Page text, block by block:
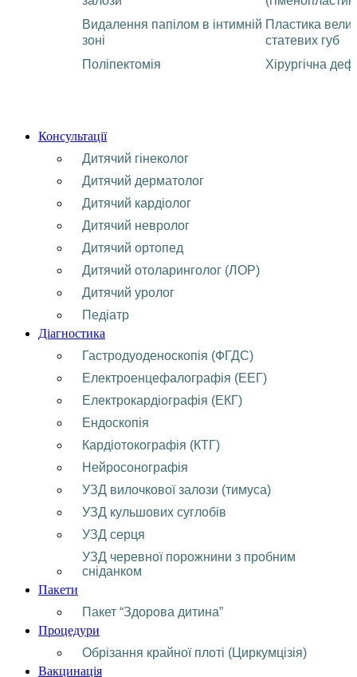
Видалення папілом в інтимній
зоні
Поліпектомія
Пластика
статевих губ
Хірургічна
Консультації
Дитячий гінеколог
Дитячий дерматолог
Дитячий кардіолог
Дитячий невролог
Дитячий ортопед
Дитячий отоларинголог (ЛОР)
Дитячий уролог
Педіатр
Діагностика
Гастродуоденоскопія (ФГДС)
Електроенцефалографія (ЕЕГ)
Електрокардіографія (ЕКГ)
Ендоскопія
Кардіотокографія (КТГ)
Нейросонографія
УЗД вилочкової залози (тимуса)
УЗД кульшових суглобів
УЗД серця
УЗД черевної порожнини з пробним
сніданком
Пакети
Пакет “Здорова дитина”
Процедури
Обрізання крайної плоті (Циркумцізія)
Вакцинація